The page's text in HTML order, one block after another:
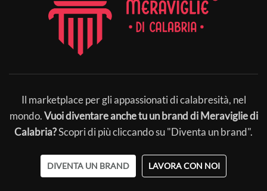
Il marketplace per gli appassionati di calabresità, nel
mondo.Vuoi diventare anche tu un brand di Meraviglie di
Calabria?Scopri di più cliccando su "Diventa un brand".
DIVENTA UN BRAND LAVORA CON NOI